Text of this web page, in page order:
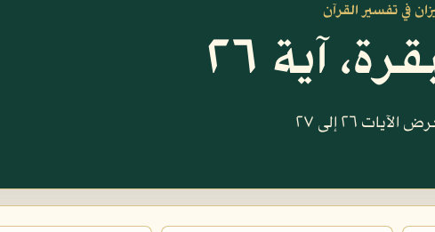
في تفسير القرآن
آية ٢٦
٢٦ إلى ٢٧